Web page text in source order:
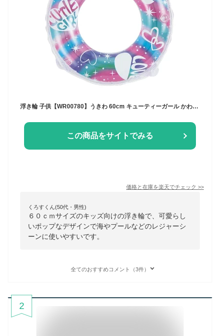
浮き輪 子供【WR00780】うきわ 60cm キューティーガール かわいい おしゃれ プール 海 レジャー アウトドア 水遊び 夏休み 海水浴 ビーチグッズ スポーツ おもちゃ ST 波乗り フロート 浮き輪 子供 大人 安心 安全 TCCOLLECTION リブライト 東京ローソク
この商品をサイトでみる
価格と在庫を楽天でチェック >>
くろすくん(50代・男性)
６０ｃｍサイズのキッズ向けの浮き輪で、可愛らし
いポップなデザインで海やプールなどのレジャーシ
ーンに使いやすいです。
全てのおすすめコメント（3件）
2